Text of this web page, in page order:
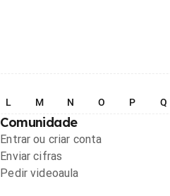
L M N O P Q
Comunidade
Entrar ou criar conta
Enviar cifras
Pedir videoaula